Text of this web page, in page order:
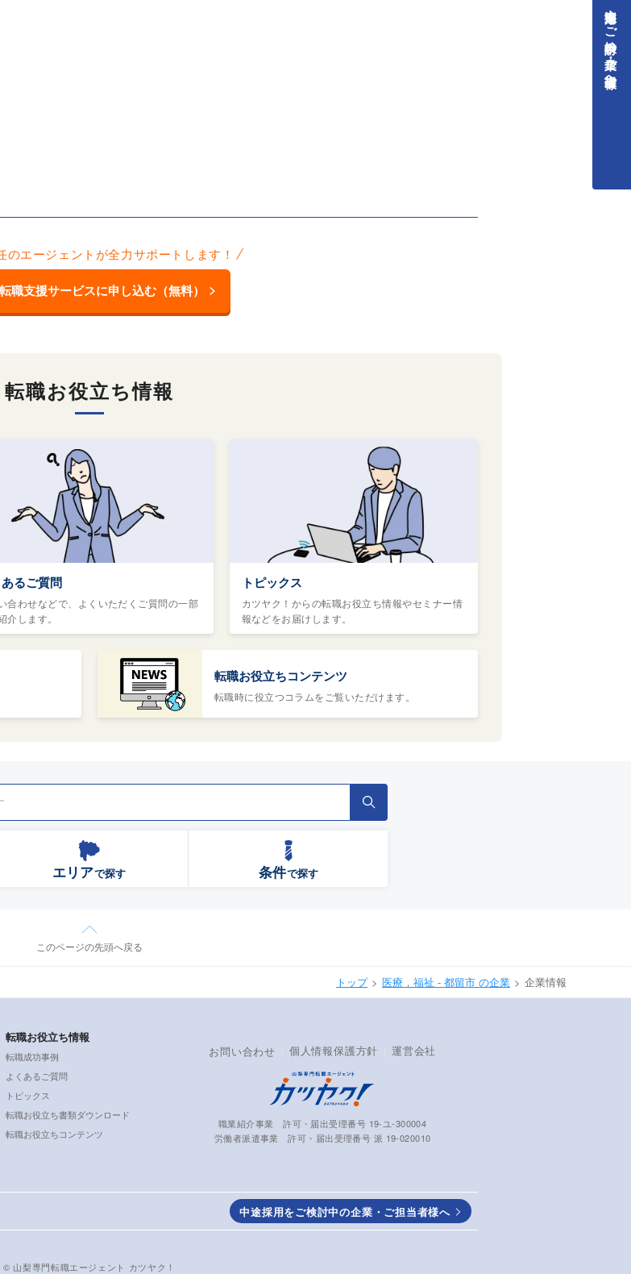
のエージェントが全力サポートします！
転職支援サービスに申し込む（無料）
転職お役立ち情報
るご質問
合わせなどで、よくいただくご質問の一部
介します。
トピックス
カツヤク！からの転職お役立ち情報やセミナー情
報などをお届けします。
転職お役立ちコンテンツ
転職時に役立つコラムをご覧いただけます。
エリアで探す 条件で探す
このページの先頭へ戻る
トップ 医療，福祉 - 都留市 の企業 企業情報
転職お役立ち情報
転職成功事例
よくあるご質問
トピックス
転職お役立ち書類ダウンロード
転職お役立ちコンテンツ
お問い合わせ 個人情報保護方針 運営会社
職業紹介事業 許可・届出受理番号 19-ユ-300004
労働者派遣事業 許可・届出受理番号 派 19-020010
中途採用をご検討中の企業・ご担当者様へ
© 山梨専門転職エージェント カツヤク！
中途採用をご検討中の企業・ご担当者様へ